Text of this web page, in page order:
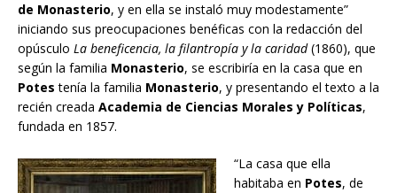
de Monasterio, y en ella se instaló muy modestamente”
iniciando sus preocupaciones benéficas con la redacción del
opúsculo La beneficencia, la filantropía y la caridad(1860), que
según la familia Monasterio, se escribiría en la casa que en
Potes tenía la familia Monasterio, y presentando el texto a la
recién creada Academia de Ciencias Morales y Políticas,
fundada en 1857.
“La casa que ella
habitaba en Potes, de